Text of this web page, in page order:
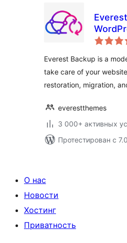
Plugin
Everest Backup is a
take care of your
restoration, migration,
everestthemes
3 000+ активных
Протестирован с
О нас
Новости
Хостинг
Приватность